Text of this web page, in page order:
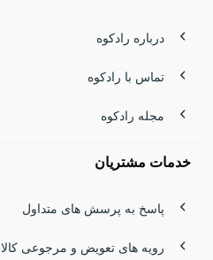
درباره رادکوه
تماس با رادکوه
مجله رادکوه
خدمات مشتریان
پاسخ به پرسش های متداول
رویه های تعویض و مرجوعی کالا